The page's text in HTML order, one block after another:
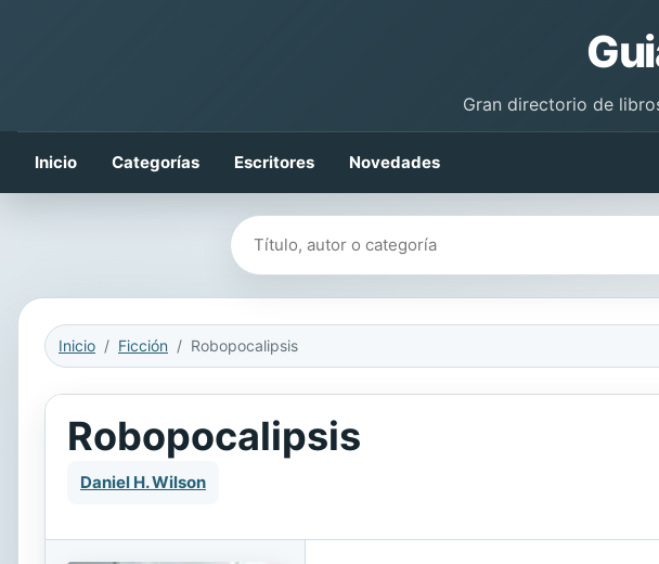
Gran directorio de
Inicio Categorías Escritores Novedades
Buscar libros
Inicio Ficción Robopocalipsis
Robopocalipsis
Daniel H. Wilson